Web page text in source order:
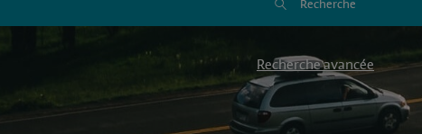
Recherche
Recherche avancée